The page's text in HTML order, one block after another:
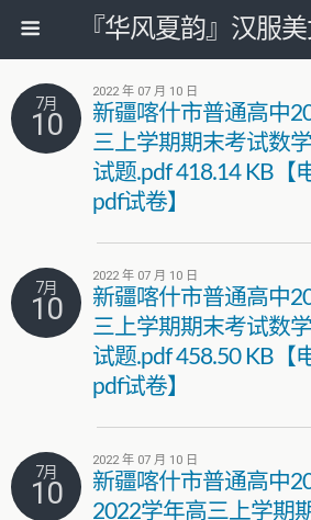
7月
10
2022 年 07 月 10 日
新疆喀什市普通高中
三上学期期末考试数学
试题.pdf 418.14 KB【
pdf试卷】
7月
10
2022 年 07 月 10 日
新疆喀什市普通高中
三上学期期末考试数学
试题.pdf 458.50 KB【
pdf试卷】
7月
10
2022 年 07 月 10 日
新疆喀什市普通高中
2022学年高三上学期